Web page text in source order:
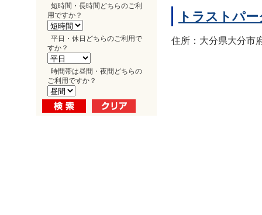
短時間・長時間どちらのご利
用ですか？
平日・休日どちらのご利用で
すか？
時間帯は昼間・夜間どちらの
ご利用ですか？
トラストパ
住所：大分県大分市